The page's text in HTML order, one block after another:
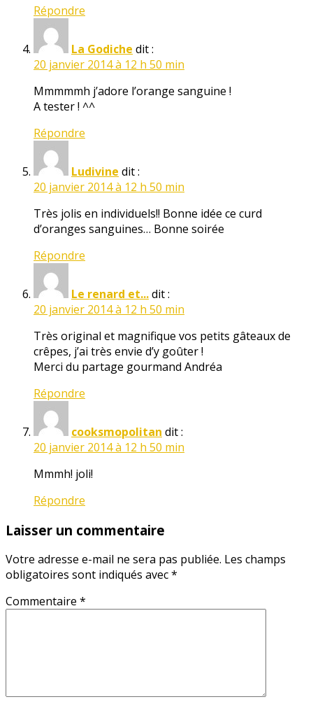
Répondre
La Godiche dit :
20 janvier 2014 à 12 h 50 min
Mmmmmh j’adore l’orange sanguine !
A tester ! ^^
Répondre
Ludivine dit :
20 janvier 2014 à 12 h 50 min
Très jolis en individuels!! Bonne idée ce curd
d’oranges sanguines… Bonne soirée
Répondre
Le renard et...dit :
20 janvier 2014 à 12 h 50 min
Très original et magnifique vos petits gâteaux de
crêpes, j’ai très envie d’y goûter !
Merci du partage gourmand Andréa
Répondre
cooksmopolitan dit :
20 janvier 2014 à 12 h 50 min
Mmmh! joli!
Répondre
Laisser un commentaire
Votre adresse e-mail ne sera pas publiée. Les champs
obligatoires sont indiqués avec*
Commentaire *